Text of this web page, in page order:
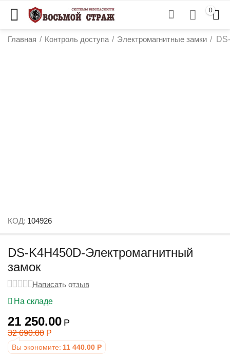
0
Главная / Контроль доступа / Электромагнитные замки /
КОД: 104926
DS-K4H450D-Электромагнитный
замок
Написать отзыв
На складе
21 250.00 Р
32 690.00 Р
Вы экономите: 11 440.00 Р